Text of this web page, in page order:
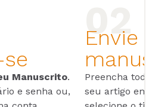
Manuscrito.
e senha ou,
Envie
Preencha
seu artigo em